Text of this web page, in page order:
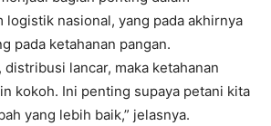
logistik nasional, yang pada akhirnya
pada ketahanan pangan.
distribusi lancar, maka ketahanan
kokoh. Ini penting supaya petani kita
yang lebih baik,” jelasnya.